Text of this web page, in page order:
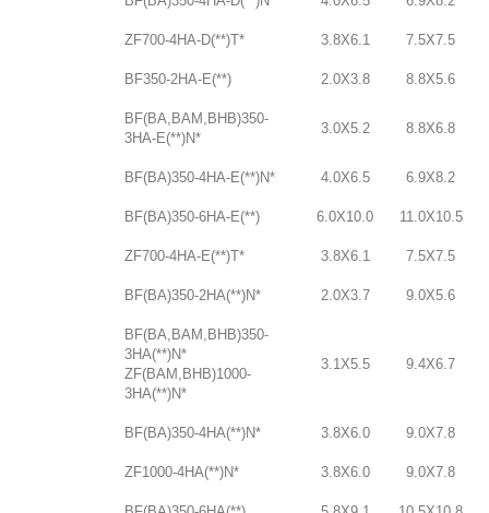
ZF700-4HA-D(**)T* 3.8X6.1 7.5X7.5
BF350-2HA-E(**) 2.0X3.8 8.8X5.6
BF(BA,BAM,BHB)350-
3HA-E(**)N*
3.0X5.2 8.8X6.8
BF(BA)350-4HA-E(**)N* 4.0X6.5 6.9X8.2
BF(BA)350-6HA-E(**) 6.0X10.0 11.0X10.5
ZF700-4HA-E(**)T* 3.8X6.1 7.5X7.5
BF(BA)350-2HA(**)N* 2.0X3.7 9.0X5.6
BF(BA,BAM,BHB)350-
3HA(**)N*
ZF(BAM,BHB)1000-
3HA(**)N*
3.1X5.5 9.4X6.7
BF(BA)350-4HA(**)N* 3.8X6.0 9.0X7.8
ZF1000-4HA(**)N* 3.8X6.0 9.0X7.8